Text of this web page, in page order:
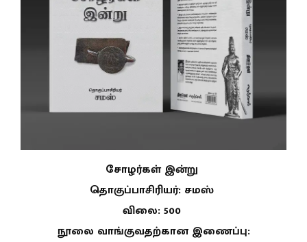
சோழர்கள் இன்று
தொகுப்பாசிரியர்: சமஸ்
விலை: 500
நூலை வாங்குவதற்கான இணைப்பு: